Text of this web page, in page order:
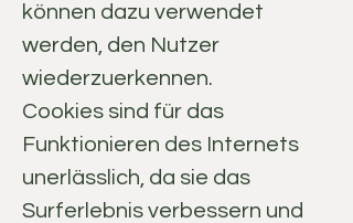
können dazu verwendet
werden, den Nutzer
wiederzuerkennen.
Cookies sind für das
Funktionieren des Internets
unerlässlich, da sie das
Surferlebnis verbessern und